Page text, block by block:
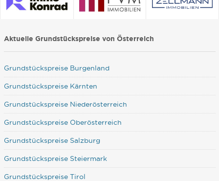
Aktuelle Grundstückspreise von Österreich
Grundstückspreise Burgenland
Grundstückspreise Kärnten
Grundstückspreise Niederösterreich
Grundstückspreise Oberösterreich
Grundstückspreise Salzburg
Grundstückspreise Steiermark
Grundstückspreise Tirol